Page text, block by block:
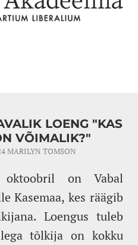
LOENG "KAS
VÕIMALIK?"
MARILYN TOMSON
on Vabal
Kasemaa, kes räägib
Loengus tuleb
tõlkija on kokku